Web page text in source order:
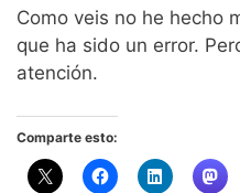
Como veis no he hecho
que ha sido un error.
atención.
Comparte esto: